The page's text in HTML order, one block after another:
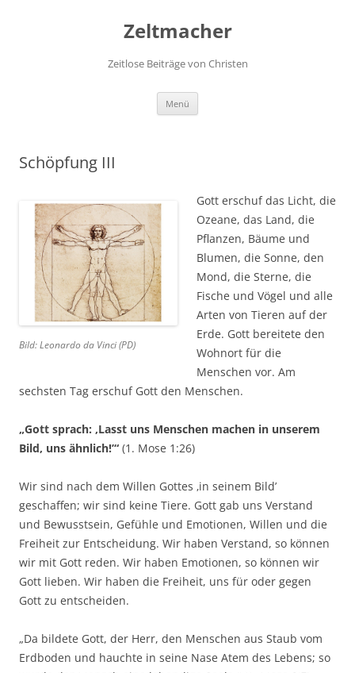
Zeltmacher
Zeitlose Beiträge von Christen
Menü
Schöpfung III
Bild: Leonardo da Vinci (PD)
Gott erschuf das Licht, die
Ozeane, das Land, die
Pflanzen, Bäume und
Blumen, die Sonne, den
Mond, die Sterne, die
Fische und Vögel und alle
Arten von Tieren auf der
Erde. Gott bereitete den
Wohnort für die
Menschen vor. Am
sechsten Tag erschuf Gott den Menschen.
„Gott sprach: ‚Lasst uns Menschen machen in unserem
Bild, uns ähnlich!’“ (1. Mose 1:26)
Wir sind nach dem Willen Gottes ‚in seinem Bild’
geschaffen; wir sind keine Tiere. Gott gab uns Verstand
und Bewusstsein, Gefühle und Emotionen, Willen und die
Freiheit zur Entscheidung. Wir haben Verstand, so können
wir mit Gott reden. Wir haben Emotionen, so können wir
Gott lieben. Wir haben die Freiheit, uns für oder gegen
Gott zu entscheiden.
„Da bildete Gott, der Herr, den Menschen aus Staub vom
Erdboden und hauchte in seine Nase Atem des Lebens; so